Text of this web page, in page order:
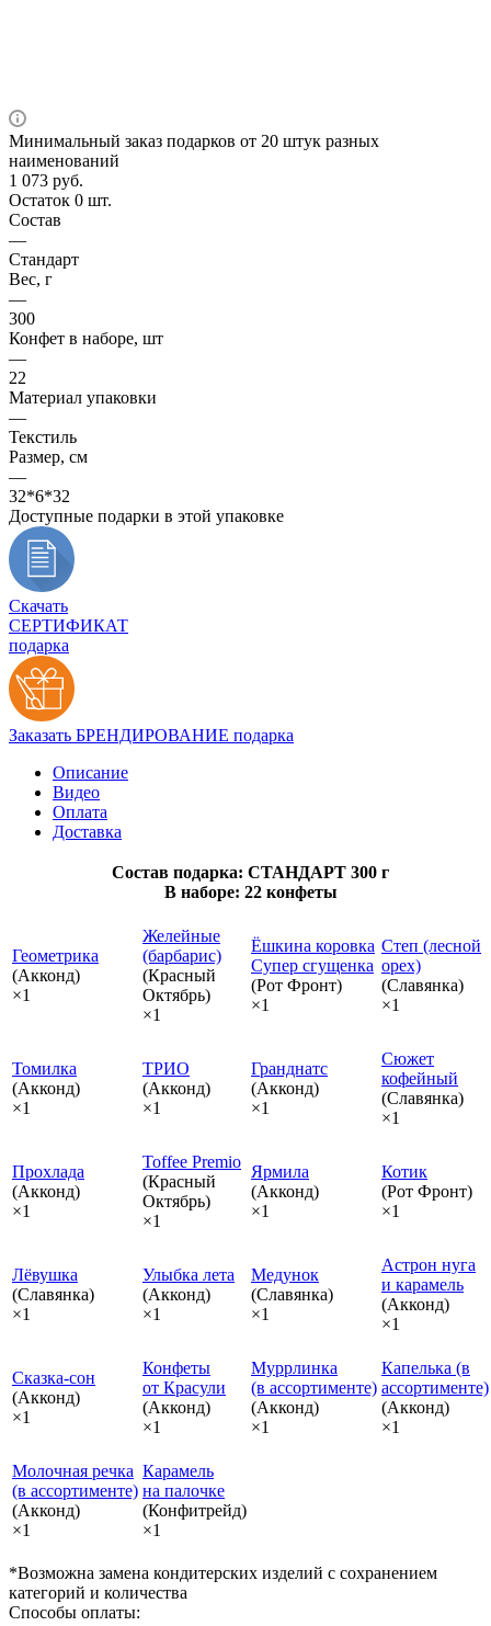
Минимальный заказ подарков от 20 штук разных
наименований
1 073 руб.
Остаток 0 шт.
Состав
—
Стандарт
Вес, г
—
300
Конфет в наборе, шт
—
22
Материал упаковки
—
Текстиль
Размер, см
—
32*6*32
Доступные подарки в этой упаковке
Скачать
СЕРТИФИКАТ
подарка
Заказать БРЕНДИРОВАНИЕ подарка
Описание
Видео
Оплата
Доставка
Состав подарка: СТАНДАРТ 300 г
В наборе: 22 конфеты
Геометрика
(Акконд)
×1
Желейные
(барбарис)
(Красный
Октябрь)
×1
Ёшкина коровка
Супер сгущенка
(Рот Фронт)
×1
Степ (лесной
орех)
(Славянка)
×1
Томилка
(Акконд)
×1
ТРИО
(Акконд)
×1
Гранднатс
(Акконд)
×1
Сюжет
кофейный
(Славянка)
×1
Прохлада
(Акконд)
×1
Toffee Premio
(Красный
Октябрь)
×1
Ярмила
(Акконд)
×1
Котик
(Рот Фронт)
×1
Лёвушка
(Славянка)
×1
Улыбка лета
(Акконд)
×1
Медунок
(Славянка)
×1
Астрон нуга
и карамель
(Акконд)
×1
Сказка‑сон
(Акконд)
×1
Конфеты
от Красули
(Акконд)
×1
Муррлинка
(в ассортименте)
(Акконд)
×1
Капелька (в
ассортименте)
(Акконд)
×1
Молочная речка
(в ассортименте)
(Акконд)
×1
Карамель
на палочке
(Конфитрейд)
×1
*Возможна замена кондитерских изделий с сохранением
категорий и количества
Способы оплаты: